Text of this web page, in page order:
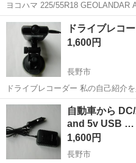
ヨコハマ 225/55R18 GEOLANDAR A/T
用、花壇、捨てタイヤ等に活用く
長野 千曲市 タイヤ、ホイ
ドライブレコ
1,600円
長野市
ドライブレコーダー 私の自己紹介を必ず見てお問い合わせください 動
作確認済み （SDカードを入れ録
台、シガー電源アダプター ｓｄカ
していませ...
長野 長野市 その他
自動車から DC/AC
and 5v USB …
1,600円
長野市